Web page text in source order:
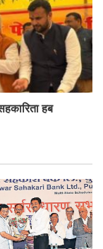
और कृषि उत्पादकता
हब